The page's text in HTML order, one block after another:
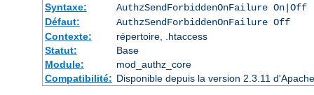
Syntaxe:
AuthzSendForbiddenOnFailure On|Off
Défaut:
AuthzSendForbiddenOnFailure Off
Contexte:
répertoire, .htaccess
Statut:
Base
Module:
mod_authz_core
Compatibilité: Disponible depuis la version 2.3.11